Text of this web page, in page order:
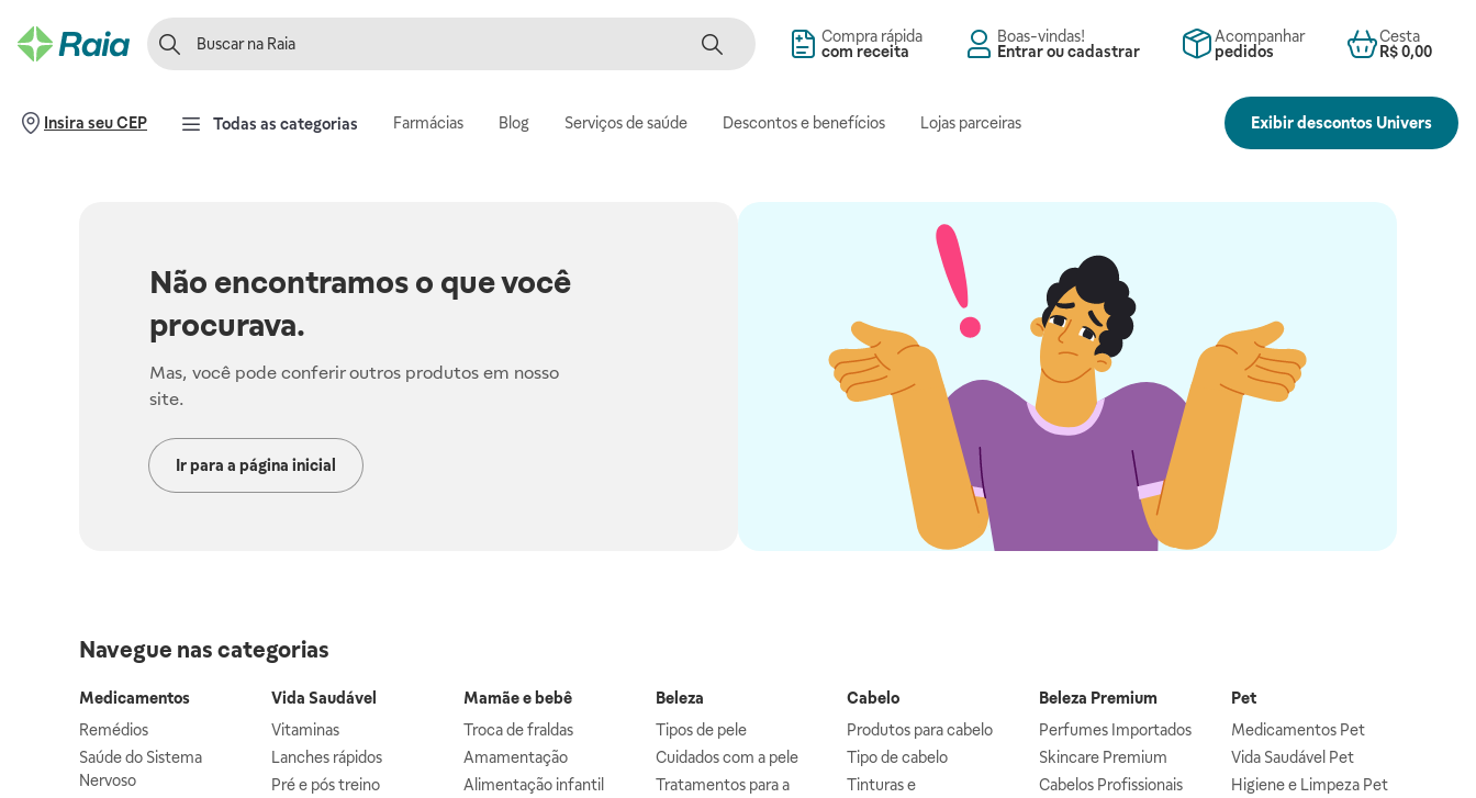
Compra rápida
com receita
Boas-vindas!
Entrar ou cadastrar
Acompanhar
pedidos
Cesta
R$ 0,00
Insira seu CEP Todas as categorias Farmácias Blog Serviços de saúde Descontos e benefícios Lojas parceiras Exibir descontos Univers
Não encontramos o que você
procurava.
Mas, você pode conferir outros produtos em nosso
site.
Ir para a página inicial
Navegue nas categorias
Medicamentos
Remédios
Saúde do Sistema
Nervoso
Vida Saudável
Vitaminas
Lanches rápidos
Pré e pós treino
Mamãe e bebê
Troca de fraldas
Amamentação
Alimentação infantil
Beleza
Tipos de pele
Cuidados com a pele
Tratamentos para a
Cabelo
Produtos para cabelo
Tipo de cabelo
Tinturas e
Beleza Premium
Perfumes Importados
Skincare Premium
Cabelos Profissionais
Pet
Medicamentos Pet
Vida Saudável Pet
Higiene e Limpeza Pet